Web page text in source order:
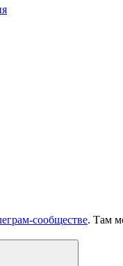
сообществе. Там